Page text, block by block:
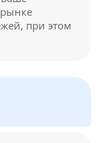
при этом